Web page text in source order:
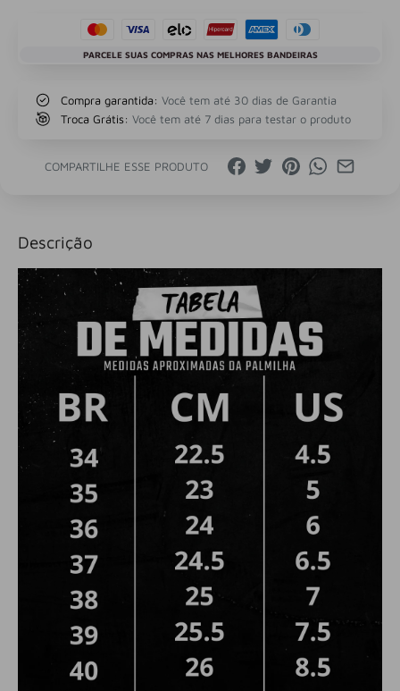
PARCELE SUAS COMPRAS NAS MELHORES BANDEIRAS
Compra garantida: Você tem até 30 dias de Garantia
Troca Grátis: Você tem até 7 dias para testar o produto
COMPARTILHE ESSE PRODUTO
Descrição